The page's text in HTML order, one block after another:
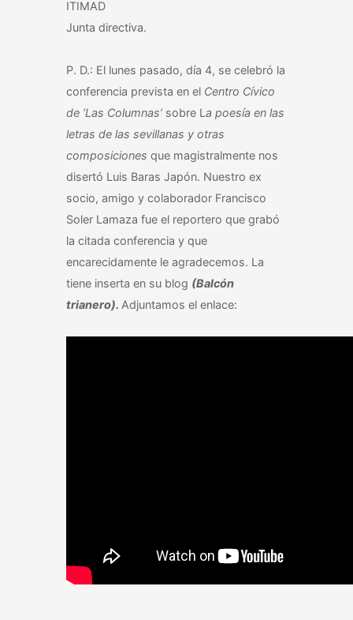
ITIMAD
Junta directiva.
P. D.: El lunes pasado, día 4, se celebró la
conferencia prevista en el Centro Cívico
de ‘Las Columnas’ sobre L a poesía en las
letras de las sevillanas y otras
composiciones que magistralmente nos
disertó Luis Baras Japón. Nuestro ex
socio, amigo y colaborador Francisco
Soler Lamaza fue el reportero que grabó
la citada conferencia y que
encarecidamente le agradecemos. La
tiene inserta en su blog (Balcón
trianero). Adjuntamos el enlace: